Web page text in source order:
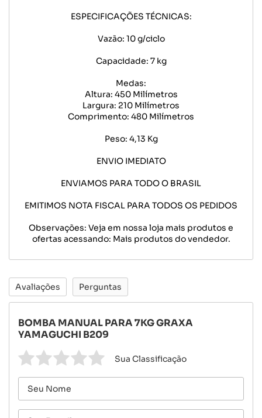
ESPECIFICAÇÕES TÉCNICAS:
Vazão: 10 g/ciclo
Capacidade: 7 kg
Medas:
Altura: 450 Milímetros
Largura: 210 Milímetros
Comprimento: 480 Milímetros
Peso: 4,13 Kg
ENVIO IMEDIATO
ENVIAMOS PARA TODO O BRASIL
EMITIMOS NOTA FISCAL PARA TODOS OS PEDIDOS
Observações: Veja em nossa loja mais produtos e
ofertas acessando: Mais produtos do vendedor.
Avaliações Perguntas
BOMBA MANUAL PARA 7KG GRAXA
YAMAGUCHI B209
Sua Classificação